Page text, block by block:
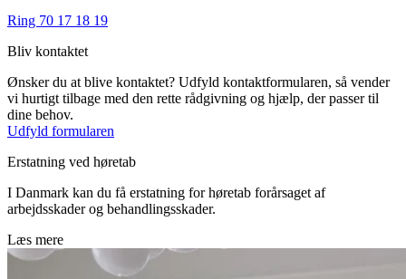
Ring 70 17 18 19
Bliv kontaktet
Ønsker du at blive kontaktet? Udfyld kontaktformularen, så vender
vi hurtigt tilbage med den rette rådgivning og hjælp, der passer til
dine behov.
Udfyld formularen
Erstatning ved høretab
I Danmark kan du få erstatning for høretab forårsaget af
arbejdsskader og behandlingsskader.
Læs mere